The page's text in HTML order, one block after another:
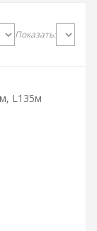
Показать: